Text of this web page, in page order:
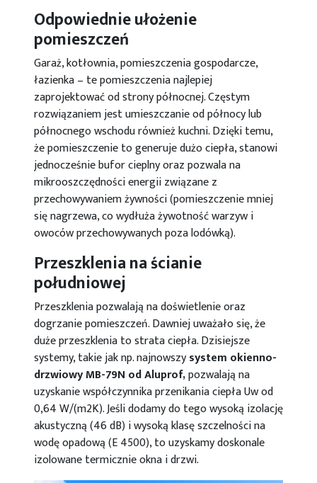
Odpowiednie ułożenie
pomieszczeń
Garaż, kotłownia, pomieszczenia gospodarcze,
łazienka – te pomieszczenia najlepiej
zaprojektować od strony północnej. Częstym
rozwiązaniem jest umieszczanie od północy lub
północnego wschodu również kuchni. Dzięki temu,
że pomieszczenie to generuje dużo ciepła, stanowi
jednocześnie bufor cieplny oraz pozwala na
mikrooszczędności energii związane z
przechowywaniem żywności (pomieszczenie mniej
się nagrzewa, co wydłuża żywotność warzyw i
owoców przechowywanych poza lodówką).
Przeszklenia na ścianie
południowej
Przeszklenia pozwalają na doświetlenie oraz
dogrzanie pomieszczeń. Dawniej uważało się, że
duże przeszklenia to strata ciepła. Dzisiejsze
systemy, takie jak np. najnowszysystem okienno-
drzwiowy MB-79N od Aluprof,pozwalają na
uzyskanie współczynnika przenikania ciepła Uw od
0,64 W/(m2K). Jeśli dodamy do tego wysoką izolację
akustyczną (46 dB) i wysoką klasę szczelności na
wodę opadową (E 4500), to uzyskamy doskonale
izolowane termicznie okna i drzwi.